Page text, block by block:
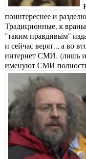
поинтереснее и
Традиционные, к
"таким правдивым"
и сейчас верят.., а во
интернет СМИ. (лишь
именуют СМИ